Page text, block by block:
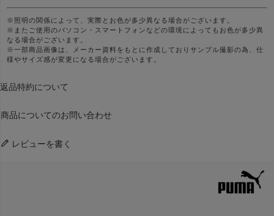
※照明の関係によって、実際とお色が多少異なる場合がございます。
※またご使用のパソコン・スマートフォンなどの環境によってもお色が多少異
なる場合がございます。
※一部商品画像は、メーカー資料をもとに作成しておりサンプル撮影の為、仕
様やサイズ感が変更になる場合がございます。
返品特約について
商品についてのお問い合わせ
レビューを書く